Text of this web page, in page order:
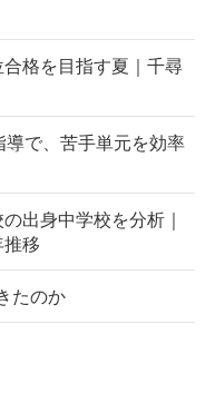
合格を目指す夏｜千尋
導で、苦手単元を効率
出身中学校を分析｜
移
たのか